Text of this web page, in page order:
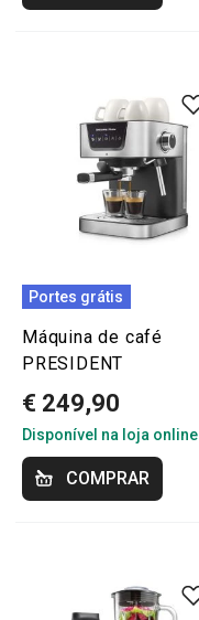
Portes grátis
Máquina de café
PRESIDENT
€ 249,90
Disponível na loja online
COMPRAR